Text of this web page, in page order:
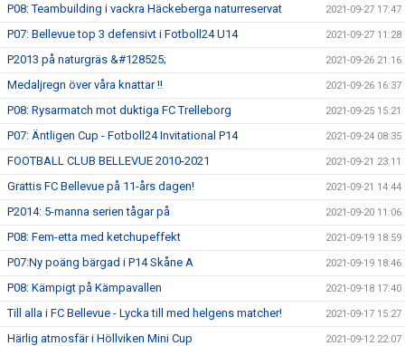
P08: Teambuilding i vackra Häckeberga naturreservat 2021-09-27 17:47
P07: Bellevue top 3 defensivt i Fotboll24 U14 2021-09-27 11:28
P2013 på naturgräs &#128525; 2021-09-26 21:16
Medaljregn över våra knattar !! 2021-09-26 16:37
P08: Rysarmatch mot duktiga FC Trelleborg 2021-09-25 15:21
P07: Äntligen Cup - Fotboll24 Invitational P14 2021-09-24 08:35
FOOTBALL CLUB BELLEVUE 2010-2021 2021-09-21 23:11
Grattis FC Bellevue på 11-års dagen! 2021-09-21 14:44
P2014: 5-manna serien tågar på 2021-09-20 11:06
P08: Fem-etta med ketchupeffekt 2021-09-19 18:59
P07:Ny poäng bärgad i P14 Skåne A 2021-09-19 18:46
P08: Kämpigt på Kämpavallen 2021-09-18 17:40
Till alla i FC Bellevue - Lycka till med helgens matcher! 2021-09-17 15:27
Härlig atmosfär i Höllviken Mini Cup 2021-09-12 22:07